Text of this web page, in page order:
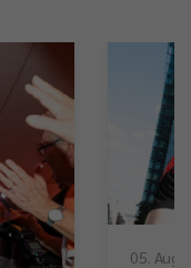
05.